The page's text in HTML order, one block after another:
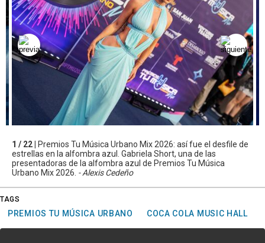
1 / 22 |
Premios Tu Música Urbano Mix 2026: así fue el desfile de
estrellas en la alfombra azul. Gabriela Short, una de las
presentadoras de la alfombra azul de Premios Tu Música
Urbano Mix 2026. - Alexis Cedeño
TAGS
PREMIOS TU MÚSICA URBANO COCA COLA MUSIC HALL